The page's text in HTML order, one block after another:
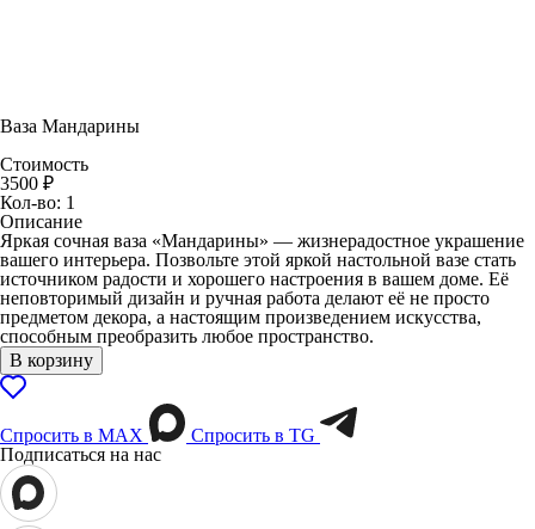
Ваза Мандарины
Стоимость
3500 ₽
Кол-во: 1
Описание
Яркая сочная ваза «Мандарины» — жизнерадостное украшение
вашего интерьера. Позвольте этой яркой настольной вазе стать
источником радости и хорошего настроения в вашем доме. Её
неповторимый дизайн и ручная работа делают её не просто
предметом декора, а настоящим произведением искусства,
способным преобразить любое пространство.
В корзину
Спросить в МАХ
Спросить в TG
Подписаться на нас